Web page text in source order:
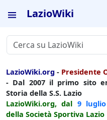
LazioWiki
LazioWiki.org - Presidente
- Dal 2007 il primo sito
Storia della S.S. Lazio
LazioWiki.org, dal 9 luglio
della Società Sportiva Lazio